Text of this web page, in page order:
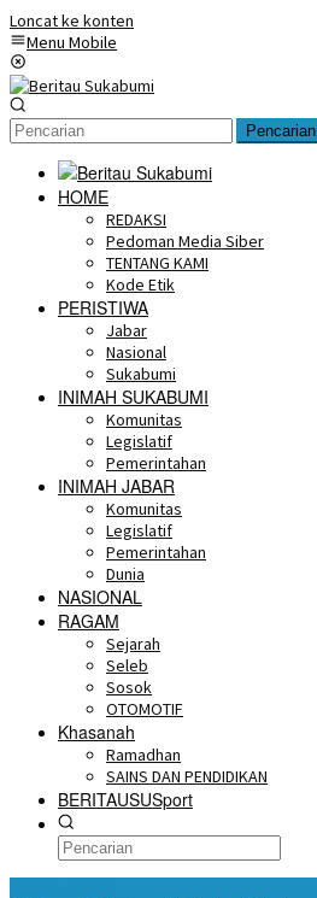
Loncat ke konten
Menu Mobile
Pencarian
HOME
REDAKSI
Pedoman Media Siber
TENTANG KAMI
Kode Etik
PERISTIWA
Jabar
Nasional
Sukabumi
INIMAH SUKABUMI
Komunitas
Legislatif
Pemerintahan
INIMAH JABAR
Komunitas
Legislatif
Pemerintahan
Dunia
NASIONAL
RAGAM
Sejarah
Seleb
Sosok
OTOMOTIF
Khasanah
Ramadhan
SAINS DAN PENDIDIKAN
BERITAUSUSport